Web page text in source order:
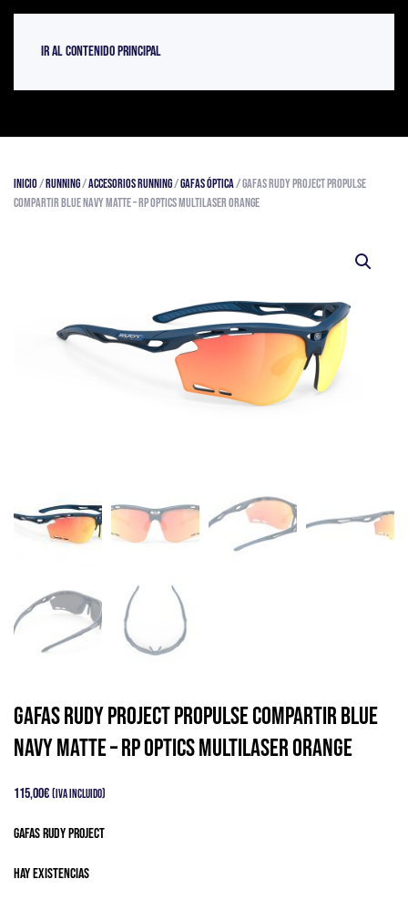
Ir al contenido principal
Inicio/Running/Accesorios Running/Gafas Óptica/ Gafas Rudy Project PROPULSE
Compartir Blue Navy Matte – RP Optics Multilaser Orange
Gafas Rudy Project PROPULSE Compartir Blue
Navy Matte – RP Optics Multilaser Orange
115,00€(IVA Incluido)
gafas rudy project
Hay existencias